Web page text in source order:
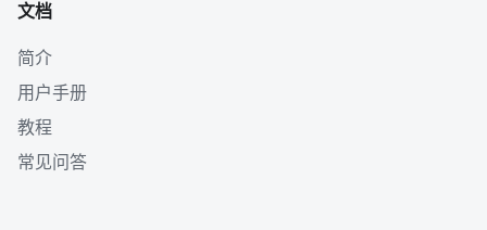
文档
简介
用户手册
教程
常见问答